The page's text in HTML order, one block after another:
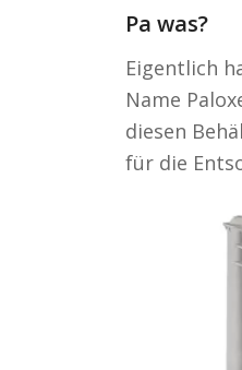
Pa was?
Eigentlich
Name
diesen
für die